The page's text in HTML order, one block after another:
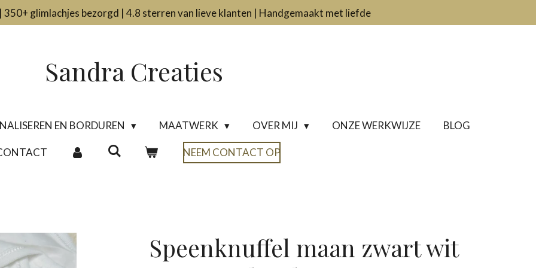
350+ glimlachjes bezorgd | 4.8 sterren van lieve klanten | Handgemaakt met liefde
Sandra Creaties
EN BORDUREN MAATWERK OVER MIJ ONZE WERKWIJZE BLOG
NEEM CONTACT OP
Speenknuffel maan zwart wit